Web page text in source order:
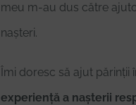
meu m-au dus către
nașteri.
Îmi doresc să ajut părinții
experiență a nașterii